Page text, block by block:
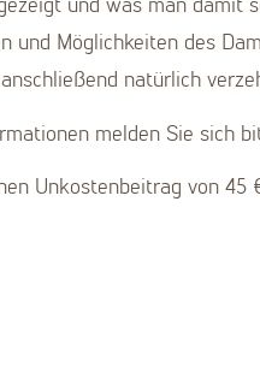
und was man damit
und Möglichkeiten des
natürlich
melden Sie sich
Unkostenbeitrag von 45